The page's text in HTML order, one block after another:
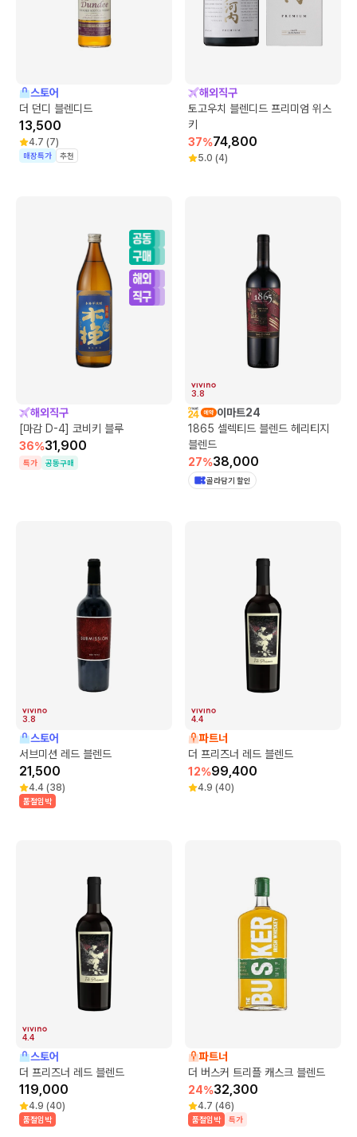
스토어
더 던디 블렌디드
13,500
4.7 (7)
매장특가 추천
해외직구
토고우치 블렌디드 프리미엄 위스
키
37%74,800
5.0 (4)
해외직구
[마감 D-4] 코비키 블루
36%31,900
특가 공동구매
3.8
이마트24
1865 셀렉티드 블렌드 헤리티지
블렌드
27%38,000
골라담기 할인
3.8
스토어
서브미션 레드 블렌드
21,500
4.4 (38)
품절임박
4.4
파트너
더 프리즈너 레드 블렌드
12%99,400
4.9 (40)
4.4
스토어
더 프리즈너 레드 블렌드
119,000
4.9 (40)
품절임박
파트너
더 버스커 트리플 캐스크 블렌드
24%32,300
4.7 (46)
품절임박 특가